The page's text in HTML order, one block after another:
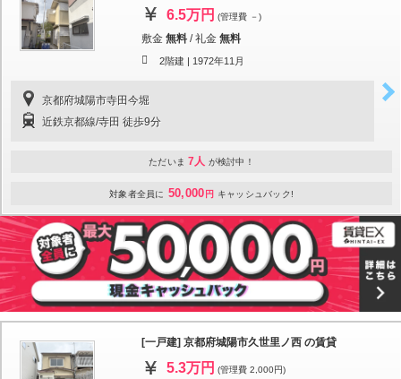
6.5万円 (管理費 －)
敷金 無料 /礼金 無料
2階建 | 1972年11月
京都府城陽市寺田今堀
近鉄京都線/寺田 徒歩9分
ただいま 7人 が検討中！
対象者全員に 50,000 円 キャッシュバック!
[一戸建] 京都府城陽市久世里ノ西 の賃貸
5.3万円 (管理費 2,000円)